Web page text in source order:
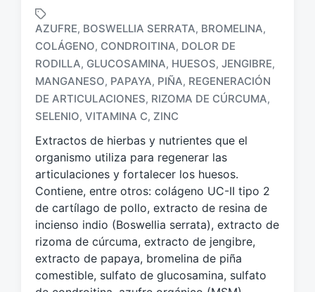
t
i
q
e
t
a
d
o
c
AZUFRE, BOSWELLIA SERRATA, BROMELINA,
COLÁGENO, CONDROITINA, DOLOR DE
RODILLA, GLUCOSAMINA, HUESOS, JENGIBRE,
MANGANESO, PAPAYA, PIÑA, REGENERACIÓN
DE ARTICULACIONES, RIZOMA DE CÚRCUMA,
SELENIO, VITAMINA C, ZINC
Extractos de hierbas y nutrientes que el
organismo utiliza para regenerar las
articulaciones y fortalecer los huesos.
Contiene, entre otros: colágeno UC-II tipo 2
de cartílago de pollo, extracto de resina de
incienso indio (Boswellia serrata), extracto de
rizoma de cúrcuma, extracto de jengibre,
extracto de papaya, bromelina de piña
comestible, sulfato de glucosamina, sulfato